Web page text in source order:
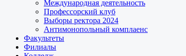
Международная деятельность
Профессорский клуб
Выборы ректора 2024
Антимонопольный комплаенс
Факультеты
Филиалы